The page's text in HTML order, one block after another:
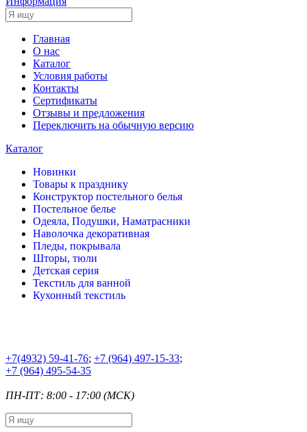
Главная
О нас
Каталог
Условия работы
Контакты
Сертификаты
Отзывы и предложения
Переключить на обычную версию
Каталог
Новинки
Товары к празднику
Конструктор постельного белья
Постельное белье
Одеяла, Подушки, Наматрасники
Наволочка декоративная
Пледы, покрывала
Шторы, тюли
Детская серия
Текстиль для ванной
Кухонный текстиль
+7(4932) 59-41-76; +7 (964) 497-15-33;
+7 (964) 495-54-35
ПН-ПТ: 8:00 - 17:00 (МСК)